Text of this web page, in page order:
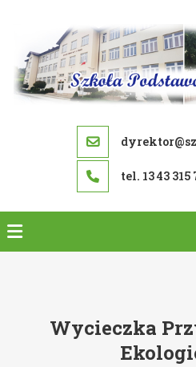
content
tel. 13 43 315
Wycieczka